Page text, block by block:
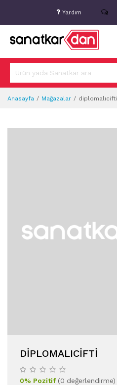
Yardım
Anasayfa Mağazalar diplomalıcifti
DIPLOMALICIFTI
0% Pozitif(0 değerlendirme)